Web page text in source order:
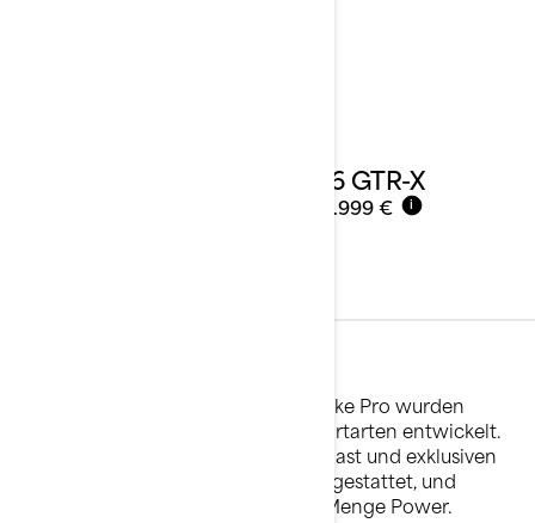
2026 GTR-X
22.999 € i
Die Modelle Sea-Doo Wake und Wake Pro wurden
speziell für Ihre bevorzugten Zugsportarten entwickelt.
Sie sind mit Board-Halterung, Zugmast und exklusiven
Funktionen wie dem Ski-Modus ausgestattet, und
sorgen so für gute Laune und jede Menge Power.